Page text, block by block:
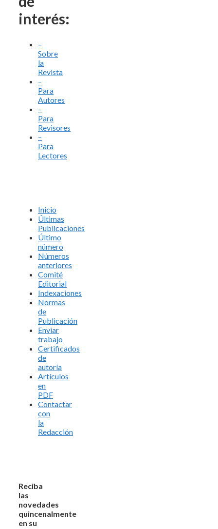
interés:
–
Sobre
la
Revista
–
Para
Autores
–
Para
Revisores
–
Para
Lectores
Inicio
Últimas
Publicaciones
Último
número
Números
anteriores
Comité
Editorial
Indexaciones
Normas
de
Publicación
Enviar
trabajo
Certificados
de
autoría
Artículos
en
PDF
Contactar
con
la
Redacción
Reciba
las
novedades
quincenalmente
en su